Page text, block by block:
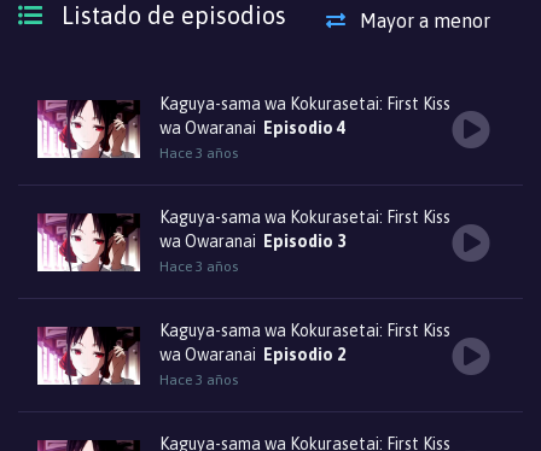
Listado de episodios Mayor a menor
Kaguya-sama wa Kokurasetai: First Kiss
wa Owaranai
Episodio 4
Hace 3 años
Kaguya-sama wa Kokurasetai: First Kiss
wa Owaranai
Episodio 3
Hace 3 años
Kaguya-sama wa Kokurasetai: First Kiss
wa Owaranai
Episodio 2
Hace 3 años
Kaguya-sama wa Kokurasetai: First Kiss